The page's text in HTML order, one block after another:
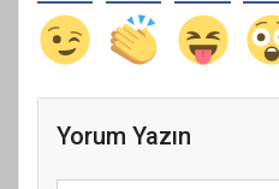
Yorum Yazın